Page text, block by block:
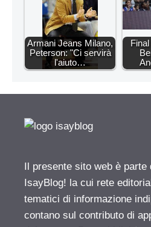
Armani Jeans Milano,
Peterson: "Ci servirà
l'aiuto…
Il presente sito web è parte
IsayBlog! la cui rete
tematici di informazione
contano sul contributo di